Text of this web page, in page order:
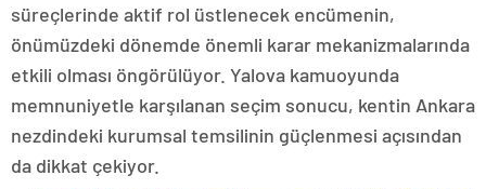
süreçlerinde aktif rol üstlenecek encümenin,
önümüzdeki dönemde önemli karar mekanizmalarında
etkili olması öngörülüyor. Yalova kamuoyunda
memnuniyetle karşılanan seçim sonucu, kentin Ankara
nezdindeki kurumsal temsilinin güçlenmesi açısından
da dikkat çekiyor.